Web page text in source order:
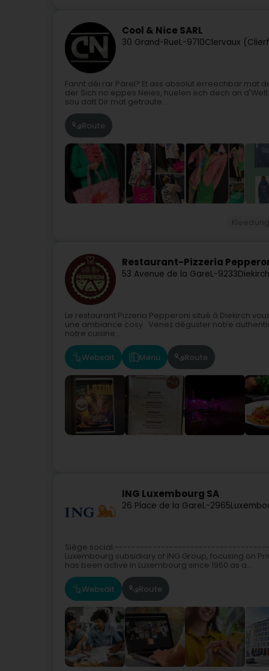
Cool & Nice SARL
30 Grand-RueL-9710Clervaux
Fannt déi rar Pärel? Et ass absolut erreechbar mat
der Sich no eppes Neies, huelen ech dech an
sou datt Dir mat getraute...
Route
Restaurant-Pizzeria
53 Avenue de la GareL-9233
Le restaurant Pizzeria Pepperoni situé à Diekirch
une ambiance cosy. Venez déguster notre
notre cuisine...
Websäit Menu Route
ING Luxembourg SA
26 Place de la GareL-2965
Siège
Luxembourg subsidiary of ING Group, focusing on
has been active in Luxembourg since 1960 as a...
Websäit Route